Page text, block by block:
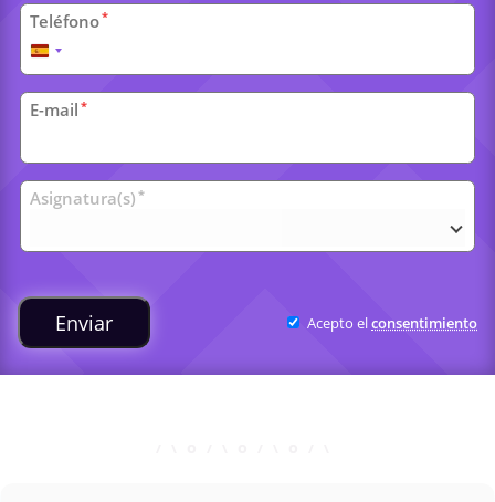
Teléfono*
España
+34
E-mail *
Clases
universitarias
Asignatura(s) *
Enviar Acepto elconsentimiento